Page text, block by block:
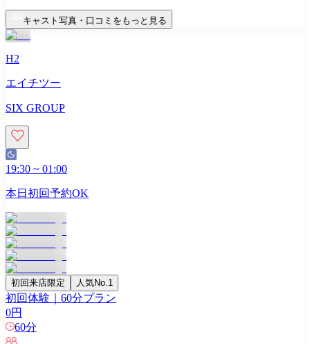
キャスト写真・口コミをもっと見る
H2
エイチツー
SIX GROUP
19:30 ~ 01:00
本日初回予約OK
初回来店限定 人気No.1
初回体験｜60分プラン
0円
60分